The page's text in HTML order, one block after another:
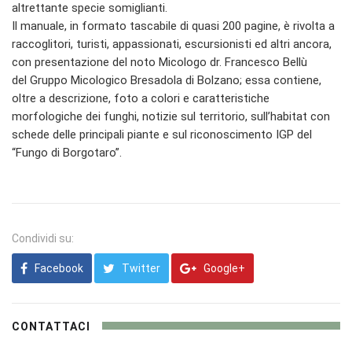
altrettante specie somiglianti.
Il manuale, in formato tascabile di quasi 200 pagine, è rivolta a
raccoglitori, turisti, appassionati, escursionisti ed altri ancora,
con presentazione del noto Micologo dr. Francesco Bellù
del Gruppo Micologico Bresadola di Bolzano; essa contiene,
oltre a descrizione, foto a colori e caratteristiche
morfologiche dei funghi, notizie sul territorio, sull’habitat con
schede delle principali piante e sul riconoscimento IGP del
“Fungo di Borgotaro”.
Condividi su:
Facebook Twitter Google+
CONTATTACI